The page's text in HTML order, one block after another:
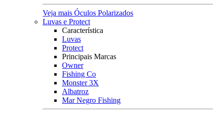
Veja mais Óculos Polarizados
Luvas e Protect
Característica
Luvas
Protect
Principais Marcas
Owner
Fishing Co
Monster 3X
Albatroz
Mar Negro Fishing